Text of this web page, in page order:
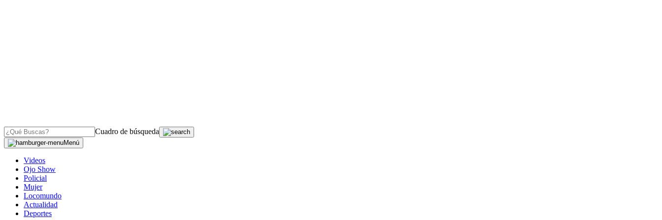
Cuadro de búsqueda
Menú
Videos
Ojo Show
Policial
Mujer
Locomundo
Actualidad
Deportes